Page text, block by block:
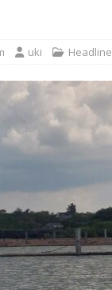
uki Headline